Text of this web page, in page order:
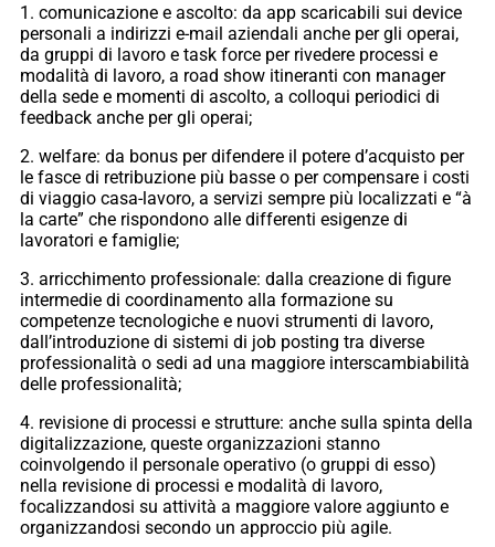
1. comunicazione e ascolto: da app scaricabili sui device
personali a indirizzi e-mail aziendali anche per gli operai,
da gruppi di lavoro e task force per rivedere processi e
modalità di lavoro, a road show itineranti con manager
della sede e momenti di ascolto, a colloqui periodici di
feedback anche per gli operai;
2. welfare: da bonus per difendere il potere d’acquisto per
le fasce di retribuzione più basse o per compensare i costi
di viaggio casa-lavoro, a servizi sempre più localizzati e “à
la carte” che rispondono alle differenti esigenze di
lavoratori e famiglie;
3. arricchimento professionale: dalla creazione di figure
intermedie di coordinamento alla formazione su
competenze tecnologiche e nuovi strumenti di lavoro,
dall’introduzione di sistemi di job posting tra diverse
professionalità o sedi ad una maggiore interscambiabilità
delle professionalità;
4. revisione di processi e strutture: anche sulla spinta della
digitalizzazione, queste organizzazioni stanno
coinvolgendo il personale operativo (o gruppi di esso)
nella revisione di processi e modalità di lavoro,
focalizzandosi su attività a maggiore valore aggiunto e
organizzandosi secondo un approccio più agile.